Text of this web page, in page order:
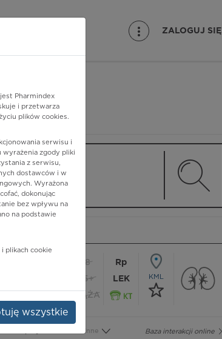
ZALOGUJ SIĘ
18
65+
CIĄŻA
Rp
LEK
KML
Baza interakcji online
Inne
Pharmindex
i przetwarza
plików cookies.
serwisu i
wyrażenia zgody pliki
z serwisu,
dostawców i w
Wyrażona
dokonując
bez wpływu na
na podstawie
plikach cookie
wszystkie